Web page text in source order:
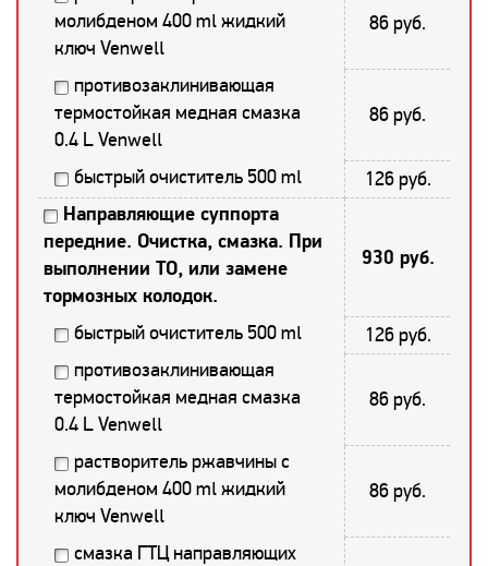
молибденом 400 ml жидкий
ключ Venwell
86 руб.
противозаклинивающая
термостойкая медная смазка
0.4 L Venwell
86 руб.
быстрый очиститель 500 ml 126 руб.
Направляющие суппорта
передние. Очистка, смазка. При
выполнении ТО, или замене
тормозных колодок.
930 руб.
быстрый очиститель 500 ml
126 руб.
противозаклинивающая
термостойкая медная смазка
0.4 L Venwell
86 руб.
растворитель ржавчины с
молибденом 400 ml жидкий
ключ Venwell
86 руб.
смазка ГТЦ направляющих